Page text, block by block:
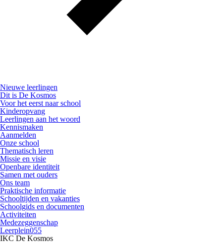
Nieuwe leerlingen
Dit is De Kosmos
Voor het eerst naar school
Kinderopvang
Leerlingen aan het woord
Kennismaken
Aanmelden
Onze school
Thematisch leren
Missie en visie
Openbare identiteit
Samen met ouders
Ons team
Praktische informatie
Schooltijden en vakanties
Schoolgids en documenten
Activiteiten
Medezeggenschap
Leerplein055
IKC De Kosmos